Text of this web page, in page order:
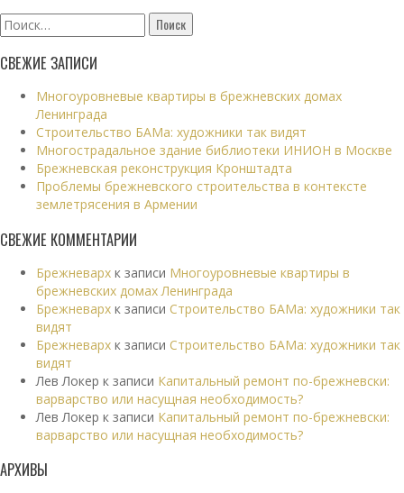
Найти:
СВЕЖИЕ ЗАПИСИ
Многоуровневые квартиры в брежневских домах
Ленинграда
Строительство БАМа: художники так видят
Многострадальное здание библиотеки ИНИОН в Москве
Брежневская реконструкция Кронштадта
Проблемы брежневского строительства в контексте
землетрясения в Армении
СВЕЖИЕ КОММЕНТАРИИ
Брежневарх к записи Многоуровневые квартиры в
брежневских домах Ленинграда
Брежневарх к записи Строительство БАМа: художники так
видят
Брежневарх к записи Строительство БАМа: художники так
видят
Лев Локер к записи Капитальный ремонт по-брежневски:
варварство или насущная необходимость?
Лев Локер к записи Капитальный ремонт по-брежневски:
варварство или насущная необходимость?
АРХИВЫ